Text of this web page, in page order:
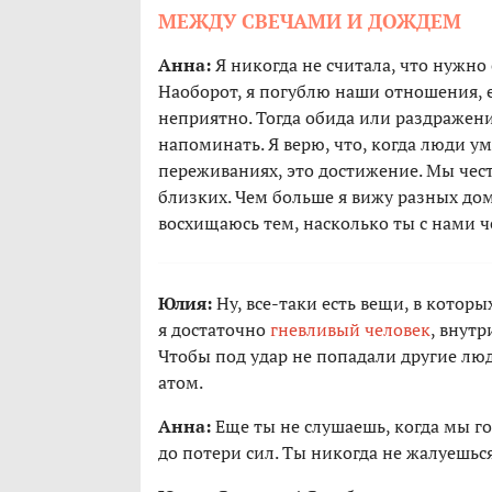
МЕЖДУ СВЕЧАМИ И ДОЖДЕМ
Анна:Я никогда не считала, что
Наоборот, я погублю наши отношения,
неприятно. Тогда обида или
напоминать. Я верю, что, когда люди
переживаниях, это достижение. Мы
близких. Чем больше я вижу разных
восхищаюсь тем, насколько ты с нами
Юлия:Ну, все-таки есть вещи, в
я достаточногневливый человек,
Чтобы под удар не попадали другие
атом.
Анна:Еще ты не слушаешь, когда мы
до потери сил. Ты никогда не